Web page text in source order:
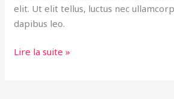
elit. Ut elit tellus, luctus nec
dapibus leo.
Lire la suite »